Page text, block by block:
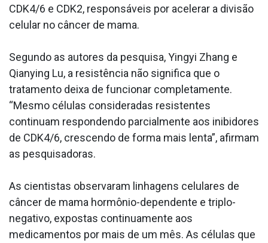
CDK4/6 e CDK2, responsáveis por acelerar a divisão
celular no câncer de mama.
Segundo as autores da pesquisa, Yingyi Zhang e
Qianying Lu, a resistência não significa que o
tratamento deixa de funcionar completamente.
“Mesmo células consideradas resistentes
continuam respondendo parcialmente aos inibidores
de CDK4/6, crescendo de forma mais lenta”, afirmam
as pesquisadoras.
As cientistas observaram linhagens celulares de
câncer de mama hormônio-dependente e triplo-
negativo, expostas continuamente aos
medicamentos por mais de um mês. As células que